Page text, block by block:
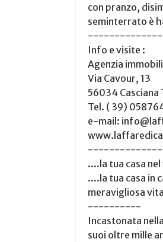
con pranzo,
seminterrato è
Info e visite :
Agenzia
Via Cavour, 13
56034 Casciana
Tel. ( 39)
e-mail:
....la tua casa
....la tua casa in
meravigliosa
----------
Incastonata
suoi oltre mille